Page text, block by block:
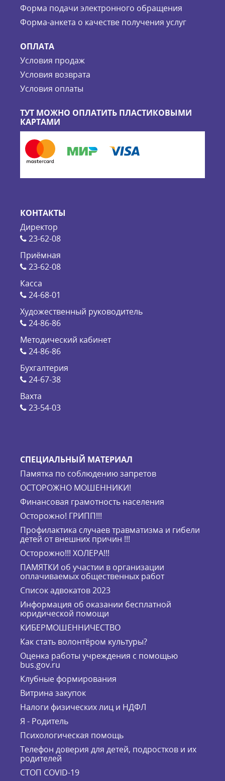
Форма подачи электронного обращения
Форма-анкета о качестве получения услуг
ОПЛАТА
Условия продаж
Условия возврата
Условия оплаты
ТУТ МОЖНО ОПЛАТИТЬ ПЛАСТИКОВЫМИ
КАРТАМИ
КОНТАКТЫ
Директор
23-62-08
Приёмная
23-62-08
Касса
24-68-01
Художественный руководитель
24-86-86
Методический кабинет
24-86-86
Бухгалтерия
24-67-38
Вахта
23-54-03
СПЕЦИАЛЬНЫЙ МАТЕРИАЛ
Памятка по соблюдению запретов
ОСТОРОЖНО МОШЕННИКИ!
Финансовая грамотность населения
Осторожно! ГРИПП!!!
Профилактика случаев травматизма и гибели
детей от внешних причин !!!
Осторожно!!! ХОЛЕРА!!!
ПАМЯТКИ об участии в организации
оплачиваемых общественных работ
Список адвокатов 2023
Информация об оказании бесплатной
юридической помощи
КИБЕРМОШЕННИЧЕСТВО
Как стать волонтёром культуры?
Оценка работы учреждения с помощью
bus.gov.ru
Клубные формирования
Витрина закупок
Налоги физических лиц и НДФЛ
Я - Родитель
Психологическая помощь
Телефон доверия для детей, подростков и их
родителей
СТОП COVID-19